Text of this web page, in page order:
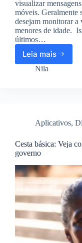
visualizar
móveis. Geralmente
desejam monitorar
menores de idade.
últimos…
Leia maisAplicativos
para
Baixar
Nila
Aplicativos,
Cesta básica: Veja
governo